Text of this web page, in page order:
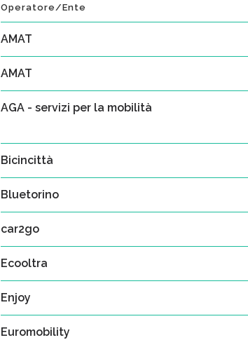
Operatore/Ente
AMAT
AMAT
AGA - servizi per la mobilità
Bicincittà
Bluetorino
car2go
Ecooltra
Enjoy
Euromobility